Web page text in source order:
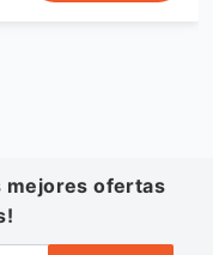
mejores ofertas